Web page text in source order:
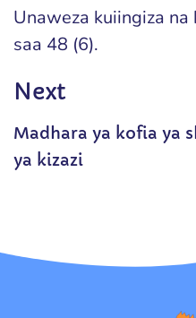
Unaweza kuiingiza
saa 48 (6).
Next
Madhara ya kofia ya
ya kizazi